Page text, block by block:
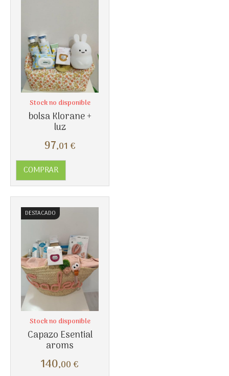
bolsa Klorane +
luz
97,01 €
Stock no disponible
COMPRAR
DESTACADO
Capazo Esential
aroms
140,00 €
Stock no disponible